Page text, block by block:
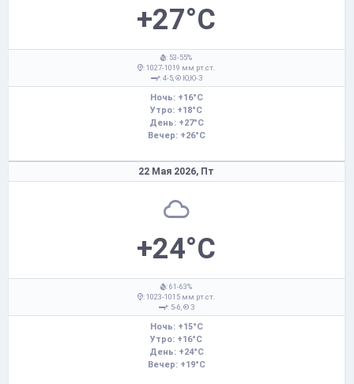
+27°C
: 53-55%
: 1027-1019 мм рт.ст.
: 4-5,
Ю,Ю-З
Ночь: +16°C
Утро: +18°C
День: +27°C
Вечер: +26°C
22 Мая 2026, Пт
+24°C
: 61-63%
: 1023-1015 мм рт.ст.
: 5-6,
З
Ночь: +15°C
Утро: +16°C
День: +24°C
Вечер: +19°C